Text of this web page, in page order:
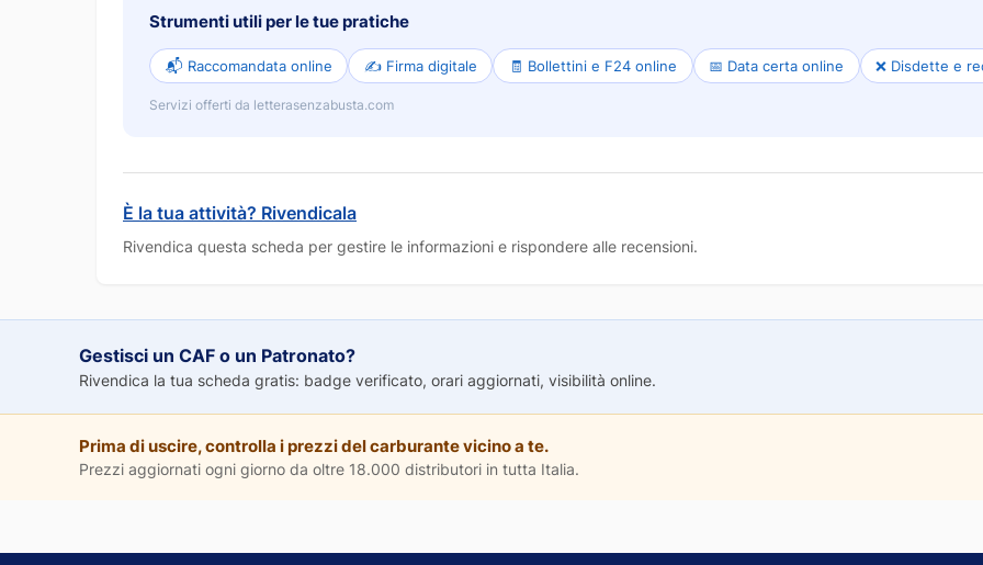
Strumenti utili per le tue pratiche
📬 Raccomandata online ✍️ Firma digitale 🧾 Bollettini e F24 online 📅 Data certa online ❌ Disdette e
Servizi offerti da letterasenzabusta.com
È la tua attività? Rivendicala
Rivendica questa scheda per gestire le informazioni e rispondere alle recensioni.
Gestisci un CAF o un Patronato?
Rivendica la tua scheda gratis: badge verificato, orari aggiornati, visibilità online.
Prima di uscire, controlla i prezzi del carburante vicino a te.
Prezzi aggiornati ogni giorno da oltre 18.000 distributori in tutta Italia.